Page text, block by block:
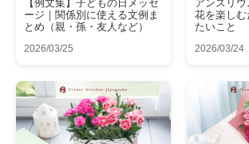
【例文集】子どもの日メッセ
ージ｜関係別に使える文例ま
とめ（親・孫・友人など）
2026/03/25
アンスリウ
花を楽しむ
たいこと
2026/03/24